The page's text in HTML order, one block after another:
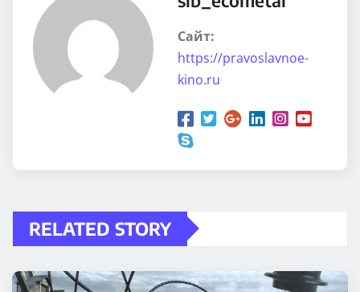
Сайт:
https://pravoslavnoe-
kino.ru
RELATED STORY